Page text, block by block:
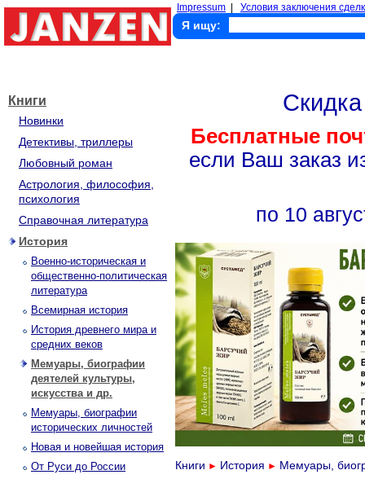
Impressum Условия заключения
Я ищу:
Книги
Новинки
Детективы, триллеры
Любовный роман
Астрология, философия,
психология
Справочная литература
История
Военно-историческая и
общественно-политическая
литература
Всемирная история
История древнего мира и
средних веков
Мемуары, биографии
деятелей культуры,
искусства и др.
Мемуары, биографии
исторических личностей
Новая и новейшая история
От Руси до России
Бесплатные
если Ваш заказ
по 10
Книги ► История ► Мемуары,